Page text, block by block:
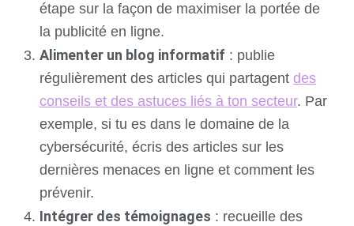
étape sur la façon de maximiser la portée de
la publicité en ligne.
Alimenter un blog informatif : publie
régulièrement des articles qui partagent des
conseils et des astuces liés à ton secteur. Par
exemple, si tu es dans le domaine de la
cybersécurité, écris des articles sur les
dernières menaces en ligne et comment les
prévenir.
Intégrer des témoignages : recueille des